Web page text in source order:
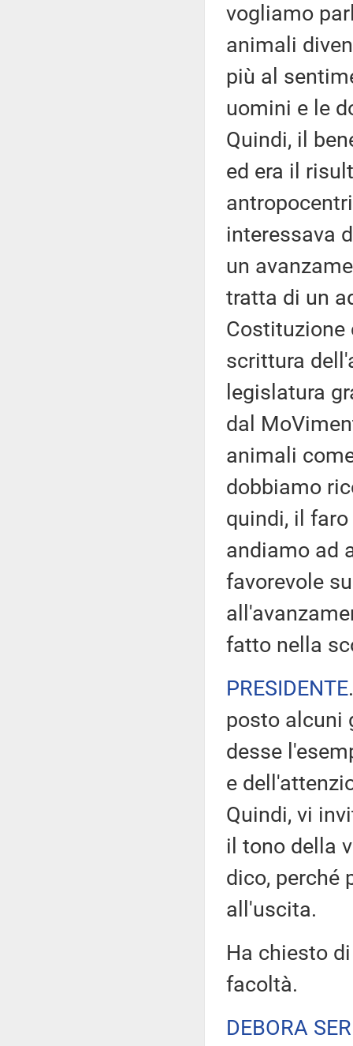
vogliamo
animali
più al
uomini e le
Quindi, il
ed era il
interessava
un
tratta di un
Costituzione
scrittura
legislatura
dal
animali
dobbiamo
quindi, il
andiamo ad
favorevole
fatto nella
PRESIDENTE
posto alcuni
desse
e
Quindi, vi
il tono della
dico, perché
all'uscita.
Ha chiesto
facoltà.
DEBORA